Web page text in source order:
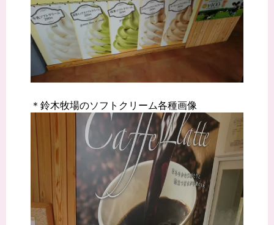
＊鈴木牧場のソフトクリーム各種画像